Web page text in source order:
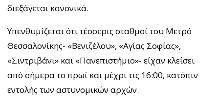
διεξάγεται κανονικά.
Υπενθυμίζεται ότι τέσσερις σταθμοί του Μετρό
Θεσσαλονίκης- «Βενιζέλου», «Αγίας Σοφίας»,
«Σιντριβάνι» και «Πανεπιστήμιο»- είχαν κλείσει
από σήμερα το πρωί και μέχρι τις 16:00, κατόπιν
εντολής των αστυνομικών αρχών.